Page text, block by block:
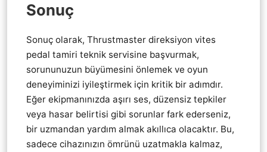
Sonuç
Sonuç olarak, Thrustmaster direksiyon vites
pedal tamiri teknik servisine başvurmak,
sorununuzun büyümesini önlemek ve oyun
deneyiminizi iyileştirmek için kritik bir adımdır.
Eğer ekipmanınızda aşırı ses, düzensiz tepkiler
veya hasar belirtisi gibi sorunlar fark ederseniz,
bir uzmandan yardım almak akıllıca olacaktır. Bu,
sadece cihazınızın ömrünü uzatmakla kalmaz,